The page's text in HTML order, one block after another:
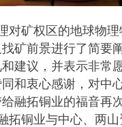
对矿权区的地球物
矿前景进行了简要
建议，并表示非
和衷心感谢，对中
融拓铜业的福音再
拓铜业与中心、两